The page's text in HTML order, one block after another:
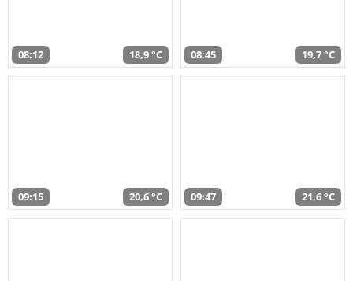
08:12 18,9 °C 08:45 19,7 °C
09:15 20,6 °C 09:47 21,6 °C